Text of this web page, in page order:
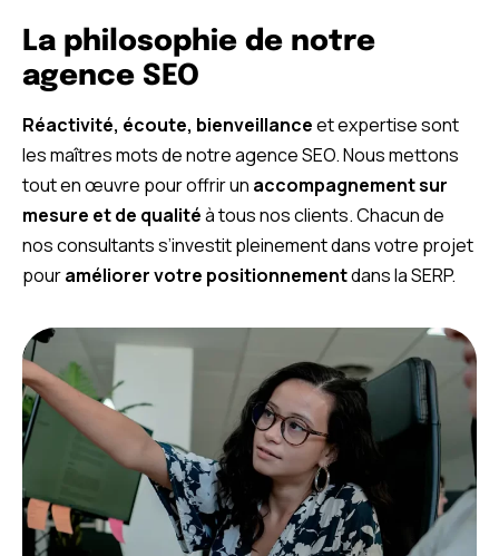
La philosophie de notre
agence SEO
Réactivité, écoute, bienveillanceet expertise sont
les maîtres mots de notre agence SEO. Nous mettons
tout en œuvre pour offrir un accompagnement sur
mesure et de qualitéà tous nos clients. Chacun de
nos consultants s’investit pleinement dans votre projet
pouraméliorer votre positionnementdans la SERP.